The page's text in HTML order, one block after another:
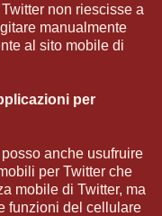
Twitter non riescisse a
manualmente
al sito mobile di
per
anche usufruire
per Twitter che
mobile di Twitter, ma
funzioni del cellulare